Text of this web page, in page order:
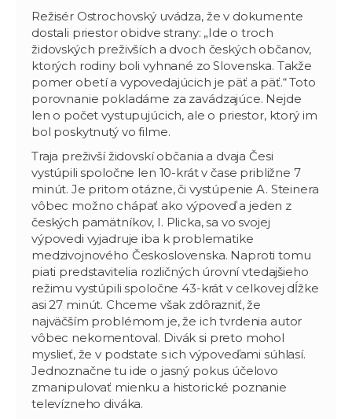
Režisér Ostrochovský uvádza, že v dokumente
dostali priestor obidve strany: „Ide o troch
židovských preživších a dvoch českých občanov,
ktorých rodiny boli vyhnané zo Slovenska. Takže
pomer obetí a vypovedajúcich je päť a päť.“ Toto
porovnanie pokladáme za zavádzajúce. Nejde
len o počet vystupujúcich, ale o priestor, ktorý im
bol poskytnutý vo filme.
Traja preživší židovskí občania a dvaja Česi
vystúpili spoločne len 10-krát v čase približne 7
minút. Je pritom otázne, či vystúpenie A. Steinera
vôbec možno chápať ako výpoveď a jeden z
českých pamätníkov, I. Plicka, sa vo svojej
výpovedi vyjadruje iba k problematike
medzivojnového Československa. Naproti tomu
piati predstavitelia rozličných úrovní vtedajšieho
režimu vystúpili spoločne 43-krát v celkovej dĺžke
asi 27 minút. Chceme však zdôrazniť, že
najväčším problémom je, že ich tvrdenia autor
vôbec nekomentoval. Divák si preto mohol
myslieť, že v podstate s ich výpoveďami súhlasí.
Jednoznačne tu ide o jasný pokus účelovo
zmanipulovať mienku a historické poznanie
televízneho diváka.